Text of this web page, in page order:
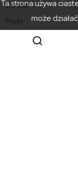
Zarząd
Rada
Jednostki powiatu
Ta strona używa
może